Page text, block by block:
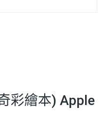
彩繪本) Apple